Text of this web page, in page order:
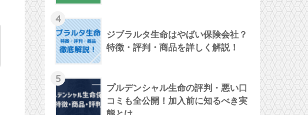
4
ジブラルタ生命はやばい保険会社？
特徴・評判・商品を詳しく解説！
5
プルデンシャル生命の評判・悪い口
コミも全公開！加入前に知るべき実